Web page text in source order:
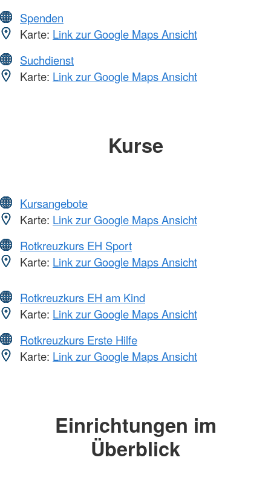
Spenden
Karte: Link zur Google Maps Ansicht
Suchdienst
Karte: Link zur Google Maps Ansicht
Kurse
Kursangebote
Karte: Link zur Google Maps Ansicht
Rotkreuzkurs EH Sport
Karte: Link zur Google Maps Ansicht
Rotkreuzkurs EH am Kind
Karte: Link zur Google Maps Ansicht
Rotkreuzkurs Erste Hilfe
Karte: Link zur Google Maps Ansicht
Einrichtungen im
Überblick